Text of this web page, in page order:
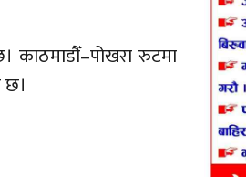
काठमाडौँ–पोखरा रुटमा
छ।